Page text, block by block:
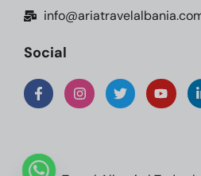
Social